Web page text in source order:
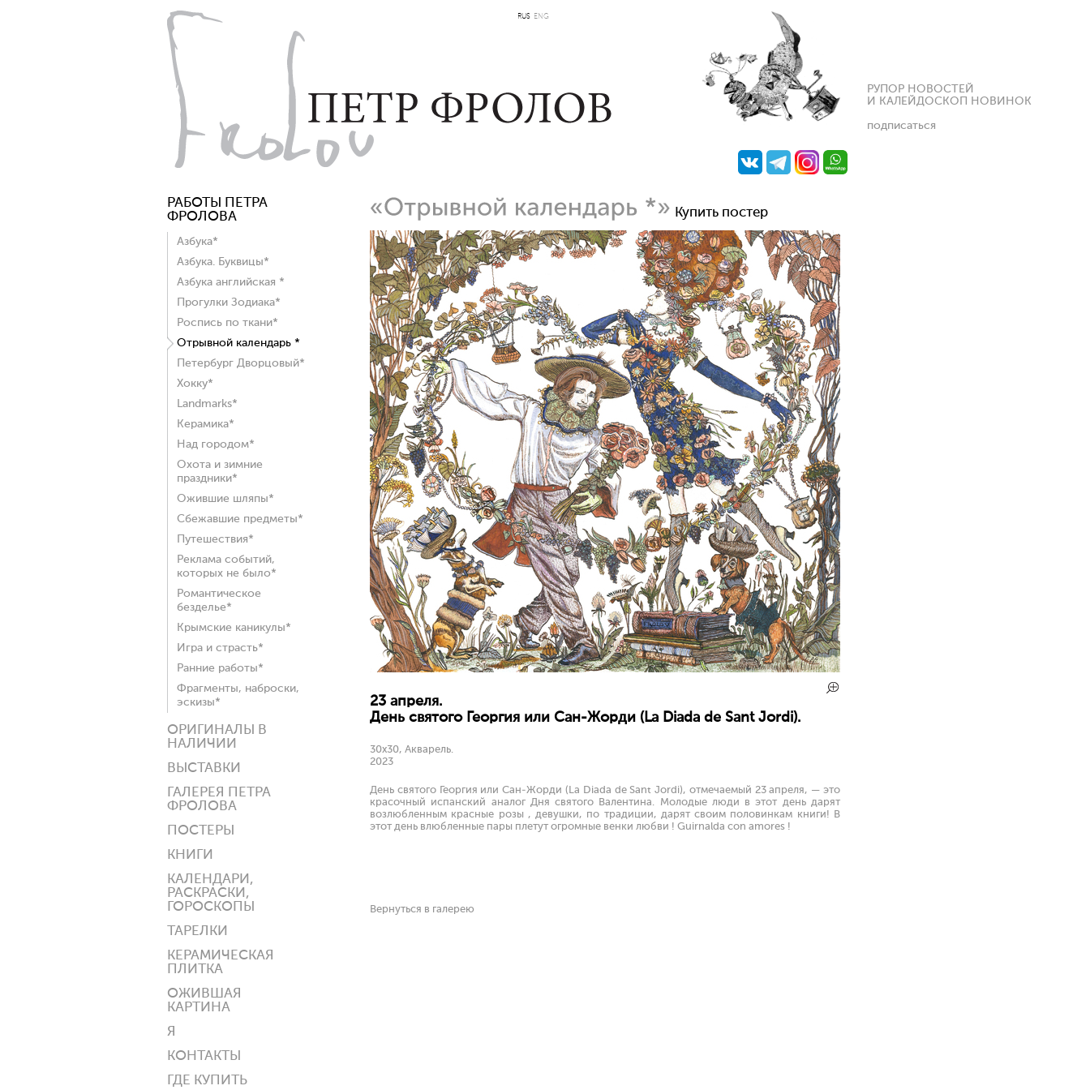
RUS ENG
РУПОР НОВОСТЕЙ
И КАЛЕЙДОСКОП НОВИНОК
подписаться
РАБОТЫ ПЕТРА
ФРОЛОВА
Азбука*
Азбука. Буквицы*
Азбука английская *
Прогулки Зодиака*
Роспись по ткани*
Отрывной календарь *
Петербург Дворцовый*
Хокку*
Landmarks*
Керамика*
Над городом*
Охота и зимние
праздники*
Ожившие шляпы*
Сбежавшие предметы*
Путешествия*
Реклама событий,
которых не было*
Романтическое
безделье*
Крымские каникулы*
Игра и страсть*
Ранние работы*
Фрагменты, наброски,
эскизы*
ОРИГИНАЛЫ В
НАЛИЧИИ
ВЫСТАВКИ
ГАЛЕРЕЯ ПЕТРА
ФРОЛОВА
ПОСТЕРЫ
КНИГИ
КАЛЕНДАРИ,
РАСКРАСКИ,
ГОРОСКОПЫ
ТАРЕЛКИ
КЕРАМИЧЕСКАЯ
ПЛИТКА
ОЖИВШАЯ
КАРТИНА
Я
КОНТАКТЫ
ГДЕ КУПИТЬ
Купить постер
23 апреля.
День святого Георгия или Сан-Жорди (La Diada de Sant Jordi).
30х30, Акварель.
2023
День святого Георгия или Сан-Жорди (La Diada de Sant Jordi), отмечаемый 23 апреля, — это
красочный испанский аналог Дня святого Валентина. Молодые люди в этот день дарят
возлюбленным красные розы , девушки, по традиции, дарят своим половинкам книги! В
этот день влюбленные пары плетут огромные венки любви ! Guirnalda con amores !
Вернуться в галерею